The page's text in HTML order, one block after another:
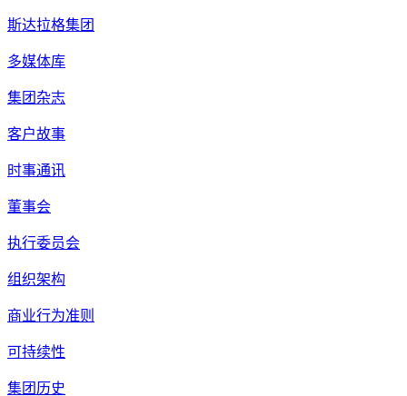
斯达拉格集团
多媒体库
集团杂志
客户故事
时事通讯
董事会
执行委员会
组织架构
商业行为准则
可持续性
集团历史